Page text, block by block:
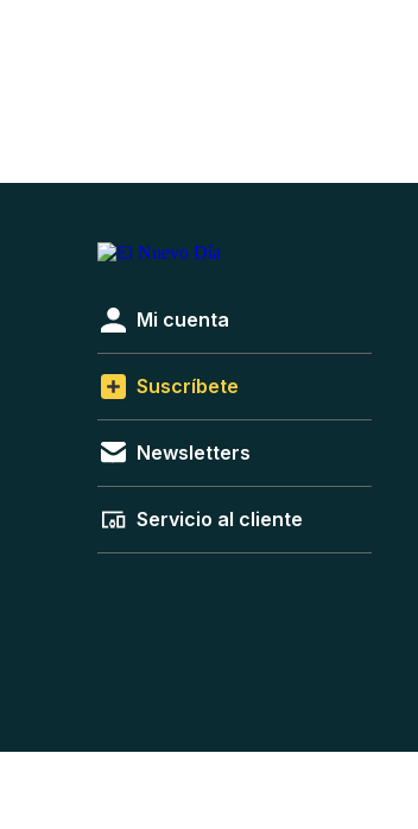
Mi cuenta
Suscríbete
Newsletters
Servicio al cliente